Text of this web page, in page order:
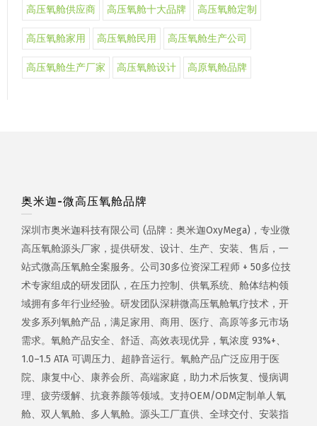
高压氧舱供应商 高压氧舱十大品牌 高压氧舱定制
高压氧舱家用 高压氧舱民用 高压氧舱生产公司
高压氧舱生产厂家 高压氧舱设计 高原氧舱品牌
奥米迦-微高压氧舱品牌
深圳市奥米迦科技有限公司 (品牌：奥米迦OxyMega)，专业微
高压氧舱源头厂家，提供研发、设计、生产、安装、售后，一
站式微高压氧舱全案服务。公司30多位资深工程师 + 50多位技
术专家组成的研发团队，在压力控制、供氧系统、舱体结构领
域拥有多年行业经验。研发团队深耕微高压氧舱氧疗技术，开
发多系列氧舱产品，满足家用、商用、医疗、高原等多元市场
需求。氧舱产品安全、舒适、高效表现优异，氧浓度 93%+、
1.0–1.5 ATA 可调压力、超静音运行。氧舱产品广泛应用于医
院、康复中心、康养会所、高端家庭，助力术后恢复、慢病调
理、疲劳缓解、抗衰养颜等领域。支持OEM/ODM定制单人氧
舱、双人氧舱、多人氧舱。源头工厂直供、全球交付、安装指